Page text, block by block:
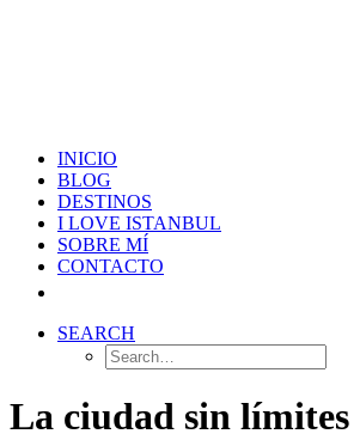
INICIO
BLOG
DESTINOS
I LOVE ISTANBUL
SOBRE MÍ
CONTACTO
SEARCH
La ciudad sin límites